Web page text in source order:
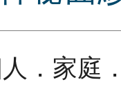
．家庭